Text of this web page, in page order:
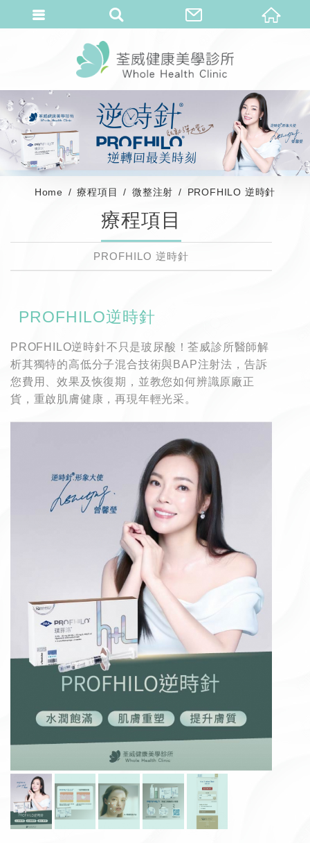
Home 療程項目 微整注射 PROFHILO 逆時針
療程項目
PROFHILO 逆時針
PROFHILO逆時針
PROFHILO逆時針不只是玻尿酸！荃威診所醫師解
析其獨特的高低分子混合技術與BAP注射法，告訴
您費用、效果及恢復期，並教您如何辨識原廠正
貨，重啟肌膚健康，再現年輕光采。